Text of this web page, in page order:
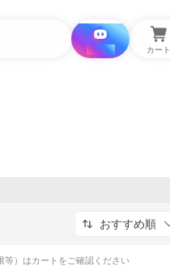
i と探す カート
おすすめ順
等）はカートをご確認ください